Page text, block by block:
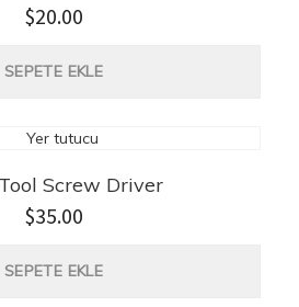
$20.00
SEPETE EKLE
Screw Driver
$35.00
SEPETE EKLE